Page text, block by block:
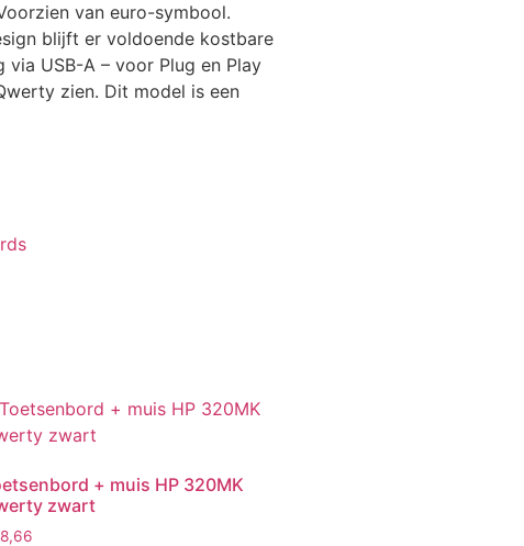
van euro-symbool.
blijft er voldoende kostbare
USB-A – voor Plug en Play
zien. Dit model is een
+ muis HP 320MK
zwart